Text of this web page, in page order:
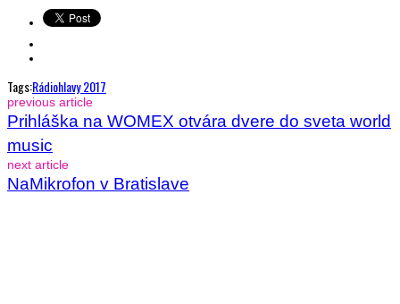
Tags:Rádiohlavy 2017
previous article
Prihláška na WOMEX otvára dvere do sveta world
music
next article
NaMikrofon v Bratislave